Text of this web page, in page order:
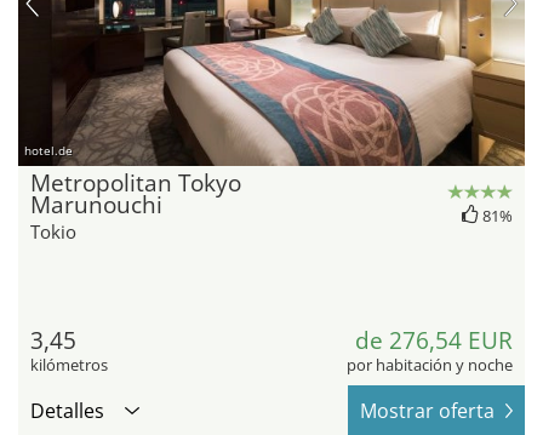
hotel.de
Metropolitan Tokyo
Marunouchi
Tokio
81%
3,45
kilómetros
de 276,54 EUR
por habitación y noche
Detalles Mostrar oferta